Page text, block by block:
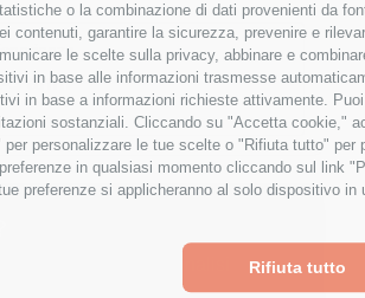
o la combinazione di dati provenienti da
garantire la sicurezza, prevenire e
le scelte sulla privacy, abbinare e
in base alle informazioni trasmesse
in base a informazioni richieste attivamente.
sostanziali. Cliccando su "Accetta cookie,"
personalizzare le tue scelte o "Rifiuta tutto" per
in qualsiasi momento cliccando sul link
preferenze si applicheranno al solo dispositivo in
Rifiuta tutto
3 anni
al mercato con analisi